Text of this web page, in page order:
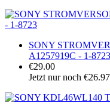
SONY
A1257919C - 1-8723
€29.00
Jetzt nur noch €26.97